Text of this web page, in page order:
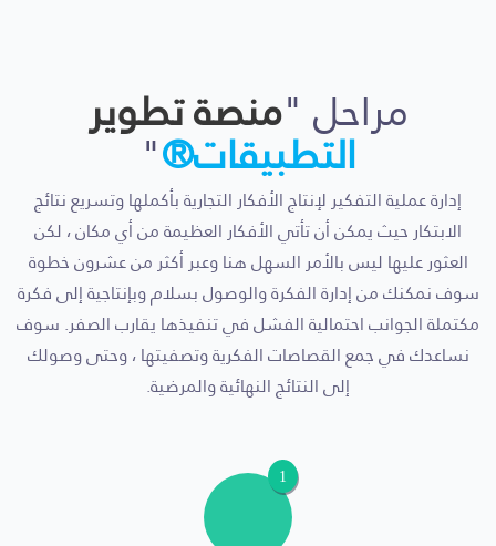
مراحل "منصة تطوير
التطبيقات®"
إدارة عملية التفكير لإنتاج الأفكار التجارية بأكملها وتسريع نتائج
الابتكار حيث يمكن أن تأتي الأفكار العظيمة من أي مكان ، لكن
العثور عليها ليس بالأمر السهل هنا وعبر أكثر من عشرون خطوة
سوف نمكنك من إدارة الفكرة والوصول بسلام وبإنتاجية إلى فكرة
مكتملة الجوانب احتمالية الفشل في تنفيذها يقارب الصفر. سوف
نساعدك في جمع القصاصات الفكرية وتصفيتها ، وحتى وصولك
إلى النتائج النهائية والمرضية.
1